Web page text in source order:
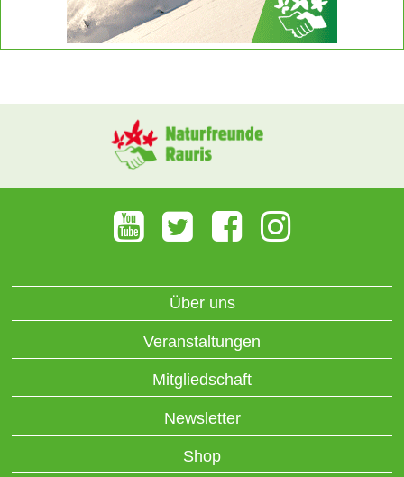
Über uns
Veranstaltungen
Mitgliedschaft
Newsletter
Shop